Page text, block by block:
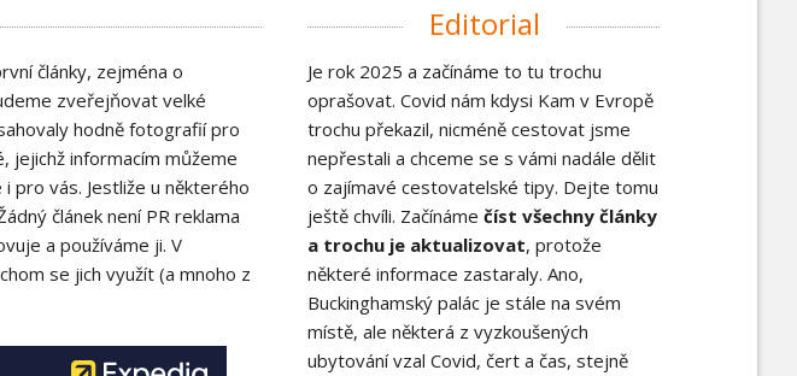
články, zejména o
zveřejňovat velké
hodně fotografií pro
jejichž informacím můžeme
pro vás. Jestliže u některého
článek není PR reklama
a používáme ji. V
se jich využít (a mnoho z
Editorial
Je rok 2025 a začínáme to tu trochu
oprašovat. Covid nám kdysi Kam v Evropě
trochu překazil, nicméně cestovat jsme
nepřestali a chceme se s vámi nadále dělit
o zajímavé cestovatelské tipy. Dejte tomu
ještě chvíli. Začínámečíst všechny články
a trochu je aktualizovat, protože
některé informace zastaraly. Ano,
Buckinghamský palác je stále na svém
místě, ale některá z vyzkoušených
ubytování vzal Covid, čert a čas, stejně